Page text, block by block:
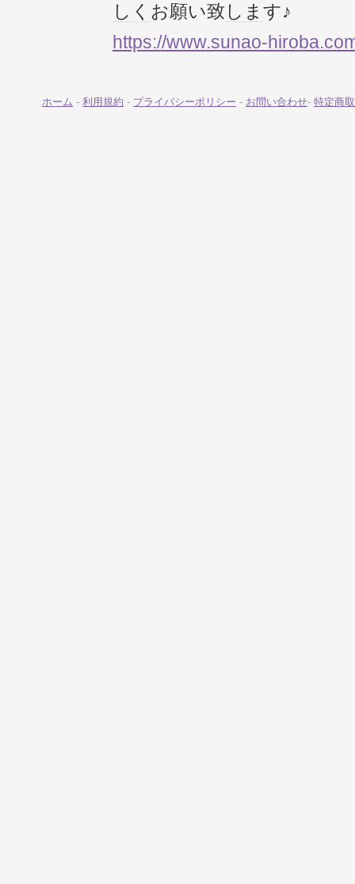
しく お願い致 しま す♪
https://www.sunao-
ホーム - 利用規約 - プライバシーポリシー - お問い合わせ- 特定商